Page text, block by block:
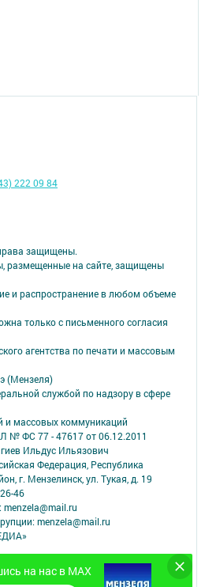
на нас в MAX
защищены.
на сайте, защищены
и распространение в любом объеме
только с письменного согласия
агентства по печати и массовым
(Мензеля)
службой по надзору в сфере
и массовых коммуникаций
№ ФС 77 - 47617 от 06.12.2011
Ильдус Ильязович
Федерация, Республика
г. Мензелинск, ул. Тукая, д. 19
46
menzela@mail.ru
для персонализации сервисов и
222 09 84